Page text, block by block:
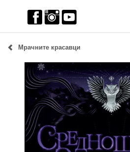
Мрачните красавци